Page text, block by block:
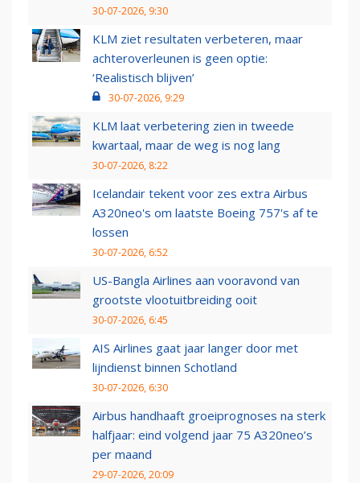
30-07-2026, 9:30
KLM ziet resultaten verbeteren, maar
achteroverleunen is geen optie:
‘Realistisch blijven’
30-07-2026, 9:29
KLM laat verbetering zien in tweede
kwartaal, maar de weg is nog lang
30-07-2026, 8:22
Icelandair tekent voor zes extra Airbus
A320neo's om laatste Boeing 757's af te
lossen
30-07-2026, 6:52
US-Bangla Airlines aan vooravond van
grootste vlootuitbreiding ooit
30-07-2026, 6:45
AIS Airlines gaat jaar langer door met
lijndienst binnen Schotland
30-07-2026, 6:30
Airbus handhaaft groeiprognoses na sterk
halfjaar: eind volgend jaar 75 A320neo’s
per maand
29-07-2026, 20:09